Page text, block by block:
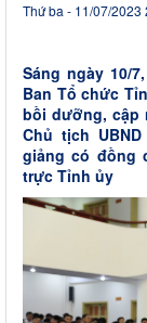
Thứ ba - 11/07/2023
Sáng ngày 10/
Ban Tổ chức
bồi dưỡng, cập
Chủ tịch
giảng có đồng
trực Tỉnh ủy